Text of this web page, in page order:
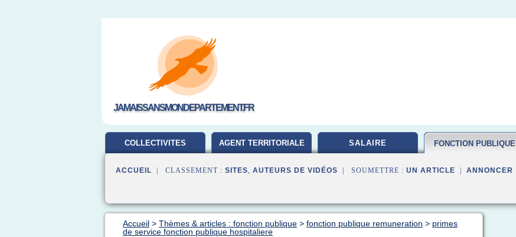
JAMAISSANSMONDEPARTEMENT.FR
COLLECTIVITES AGENT TERRITORIALE SALAIRE FONCTION PUBLIQUE
ACCUEIL | CLASSEMENT : SITES, AUTEURS DE VIDÉOS | SOUMETTRE : UN ARTICLE ANNONCER
Accueil > Thèmes & articles : fonction publique > fonction publique remuneration > primes
de service fonction publique hospitaliere